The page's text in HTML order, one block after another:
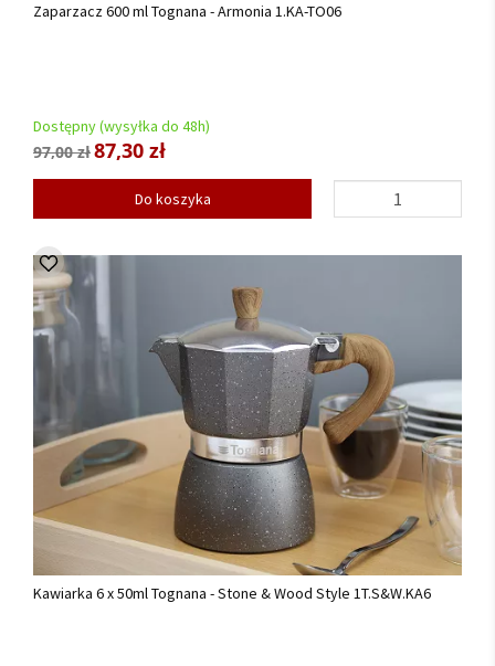
Zaparzacz 600 ml Tognana - Armonia 1.KA-TO06
Dostępny (wysyłka do 48h)
97,00 zł87,30 zł
Do koszyka
Kawiarka 6 x 50ml Tognana - Stone & Wood Style 1T.S&W.KA6